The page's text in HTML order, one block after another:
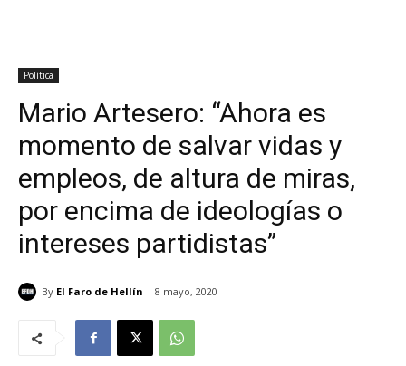
Política
Mario Artesero: “Ahora es
momento de salvar vidas y
empleos, de altura de miras,
por encima de ideologías o
intereses partidistas”
By El Faro de Hellín 8 mayo, 2020